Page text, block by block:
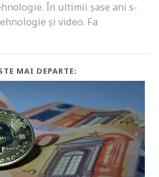
În ultimii șase ani s-
și video. Fa
MAI DEPARTE: